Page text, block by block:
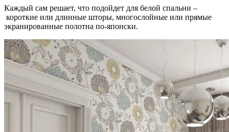
Каждый сам решает, что подойдет для белой спальни –
короткие или длинные шторы, многослойные или прямые
экранированные полотна по-японски.